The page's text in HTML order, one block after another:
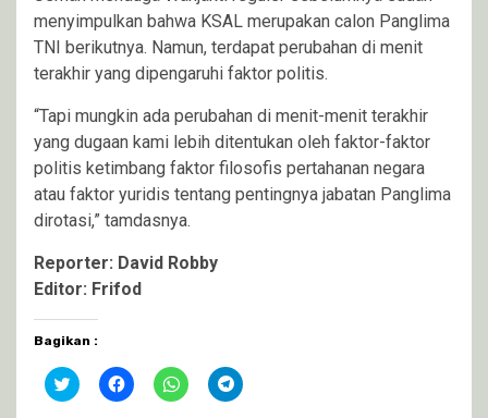
menyimpulkan bahwa KSAL merupakan calon Panglima
TNI berikutnya. Namun, terdapat perubahan di menit
terakhir yang dipengaruhi faktor politis.
“Tapi mungkin ada perubahan di menit-menit terakhir
yang dugaan kami lebih ditentukan oleh faktor-faktor
politis ketimbang faktor filosofis pertahanan negara
atau faktor yuridis tentang pentingnya jabatan Panglima
dirotasi,” tamdasnya.
Reporter: David Robby
Editor: Frifod
Bagikan :
Klik
untuk
Klik
untuk
Klik
untuk
Klik
untuk